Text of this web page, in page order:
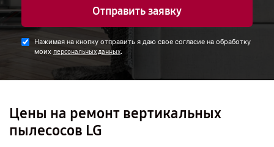
Отправить заявку
Нажимая на кнопку отправить я даю свое согласие на обработку
моих персональных данных.
Цены на ремонт вертикальных
пылесосов LG